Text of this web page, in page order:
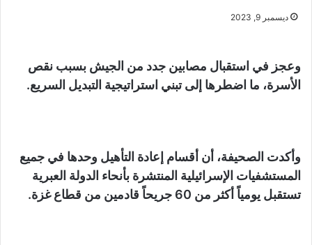
ديسمبر 9, 2023
وعجز في استقبال مصابين جدد من الجيش بسبب نقص
الأسرة، ما اضطرها إلى تبني استراتيجية التبديل السريع.
وأكدت الصحيفة، أن أقسام إعادة التأهيل وحدها في جميع
المستشفيات الإسرائيلية المنتشرة بأنحاء الدولة العبرية
تستقبل يومياً أكثر من 60 جريحاً قادمين من قطاع غزة.